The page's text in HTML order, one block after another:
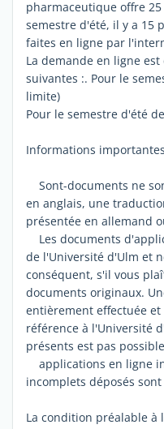
pharmaceutique offre
semestre d'été, il y a 15
faites en ligne par
La demande en ligne
suivantes :. Pour le
limite)
Pour le semestre d'été
Informations
Sont-documents ne
en anglais, une
présentée en allemand
Les documents
de l'Université d'Ulm et
conséquent, s'il vous
documents originaux.
entièrement effectuée
référence à l'Université
présents est pas possible
applications en ligne
incomplets déposés
La condition préalable à